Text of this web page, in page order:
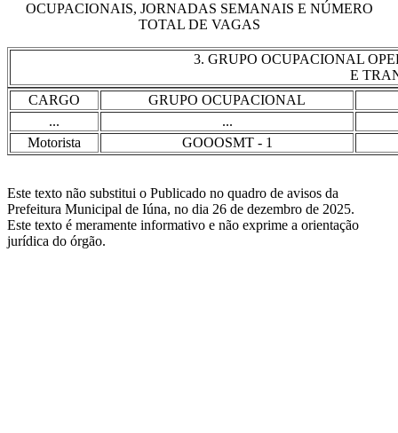
OCUPACIONAIS, JORNADAS SEMANAIS E NÚMERO
TOTAL DE VAGAS
3. GRUPO OCUPACIONAL
E
CARGO
GRUPO OCUPACIONAL
...
...
Motorista
GOOOSMT - 1
Este texto não substitui o Publicado no quadro de avisos da
Prefeitura Municipal de Iúna, no dia 26 de dezembro de 2025.
Este texto é meramente informativo e não exprime a orientação
jurídica do órgão.